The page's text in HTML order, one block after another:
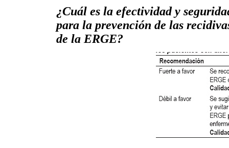
¿Cuál es la efectividad y
para la prevención de las
de la ERGE?